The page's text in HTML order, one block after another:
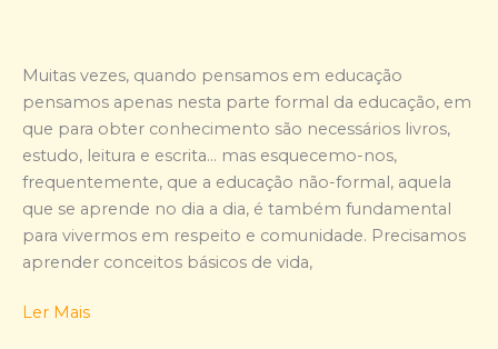
Muitas vezes, quando pensamos em educação
pensamos apenas nesta parte formal da educação, em
que para obter conhecimento são necessários livros,
estudo, leitura e escrita… mas esquecemo-nos,
frequentemente, que a educação não-formal, aquela
que se aprende no dia a dia, é também fundamental
para vivermos em respeito e comunidade. Precisamos
aprender conceitos básicos de vida,
para
aprenderem
fora
da
escola?
Ler Mais